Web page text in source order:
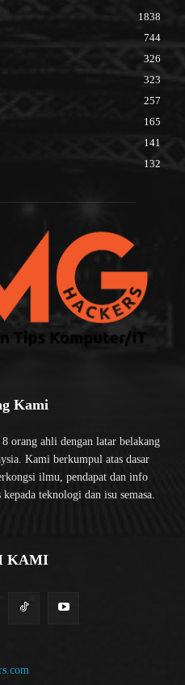
1838
744
326
323
257
165
141
132
Kami
orang ahli dengan latar belakang
Kami berkumpul atas dasar
ilmu, pendapat dan info
kepada teknologi dan isu semasa.
KAMI